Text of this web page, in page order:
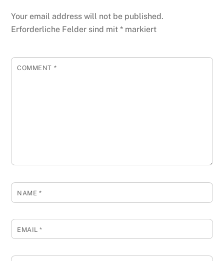
Your email address will not be published.
Erforderliche Felder sind mit* markiert
COMMENT *
NAME *
EMAIL*